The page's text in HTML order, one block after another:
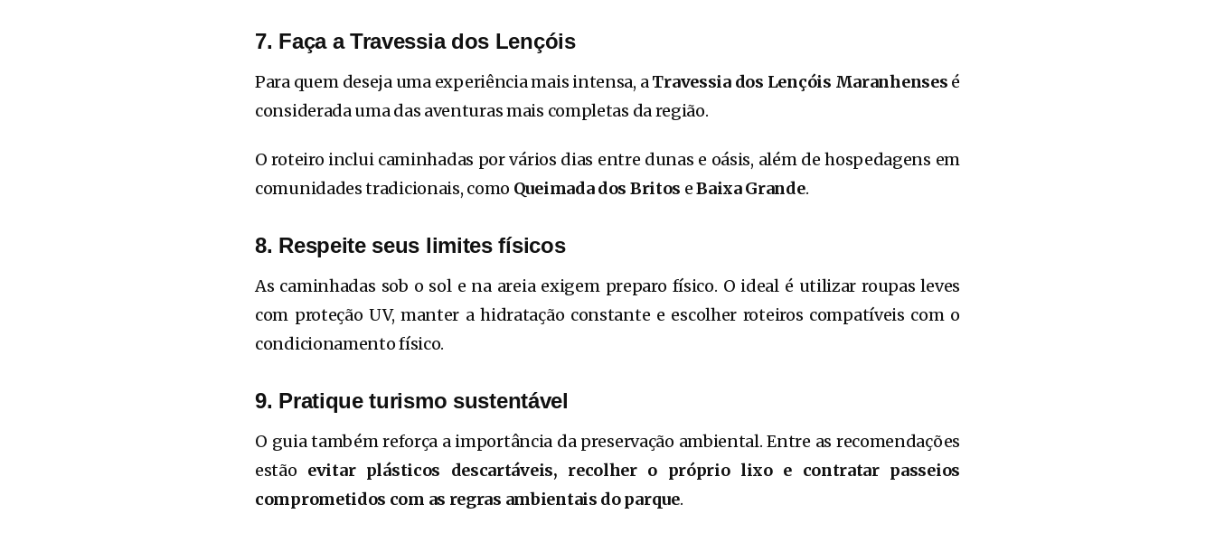
7. Faça a Travessia dos Lençóis
Para quem deseja uma experiência mais intensa, aTravessia dos Lençóis Maranhenses é
considerada uma das aventuras mais completas da região.
O roteiro inclui caminhadas por vários dias entre dunas e oásis, além de hospedagens em
comunidades tradicionais, como Queimada dos Britos eBaixa Grande.
8. Respeite seus limites físicos
As caminhadas sob o sol e na areia exigem preparo físico. O ideal é utilizar roupas leves
com proteção UV, manter a hidratação constante e escolher roteiros compatíveis com o
condicionamento físico.
9. Pratique turismo sustentável
O guia também reforça a importância da preservação ambiental. Entre as recomendações
estão evitar plásticos descartáveis, recolher o próprio lixo e contratar passeios
comprometidos com as regras ambientais do parque.